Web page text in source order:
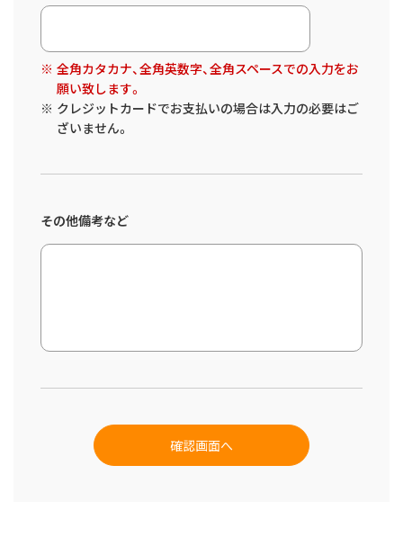
全角カタカナ、全角英数字、全角スペースでの入力をお
願い致します。
クレジットカードでお支払いの場合は入力の必要はご
ざいません。
その他備考など